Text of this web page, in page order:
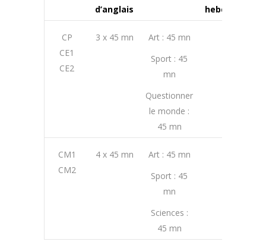
d’anglais
CP
CE1
CE2
3 x 45 mn
Art : 45 mn
Sport : 45
mn
Questionner
le monde :
45 mn
CM1
CM2
4 x 45 mn
Art : 45 mn
Sport : 45
mn
Sciences :
45 mn